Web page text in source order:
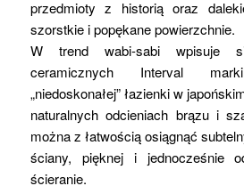
przedmioty z historią oraz
szorstkie i popękane powierzchnie.
W trend wabi-sabi wpisuje
ceramicznych Interval
„niedoskonałej” łazienki w
naturalnych odcieniach brązu i
można z łatwością osiągnąć
ściany, pięknej i jednocześnie
ścieranie.